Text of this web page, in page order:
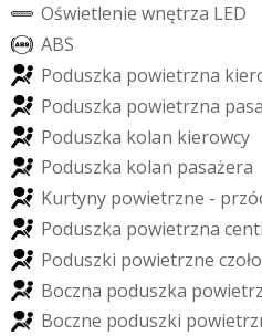
Oświetlenie wnętrza LED
ABS
Poduszka powietrzna kier
Poduszka powietrzna pasa
Poduszka kolan kierowcy
Poduszka kolan pasażera
Kurtyny powietrzne - przó
Poduszka powietrzna cent
Poduszki powietrzne czoło
Boczna poduszka powietrz
Boczne poduszki powietrz